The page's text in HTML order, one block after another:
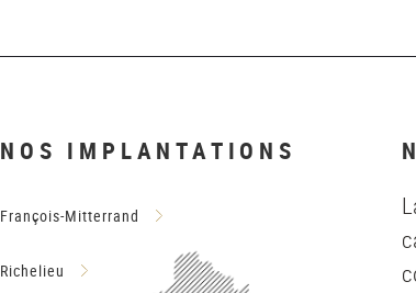
NOS IMPLANTATIONS
François-Mitterrand
Richelieu